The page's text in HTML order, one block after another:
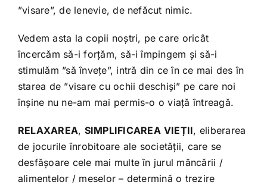
”visare”, de lenevie, de nefăcut nimic.
Vedem asta la copii noștri, pe care oricât
încercăm să-i forțăm, să-i împingem și să-i
stimulăm ”să învețe”, intră din ce în ce mai des în
starea de ”visare cu ochii deschiși” pe care noi
înșine nu ne-am mai permis-o o viață întreagă.
RELAXAREA, SIMPLIFICAREA VIEȚII, eliberarea
de jocurile înrobitoare ale societății, care se
desfășoare cele mai multe în jurul mâncării /
alimentelor / meselor – determină o trezire